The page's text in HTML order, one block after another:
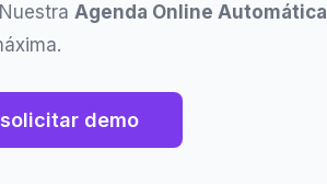
Agenda Online Automática
demo